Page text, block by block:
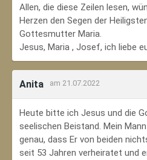
Allen, die diese Zeilen lesen,
Herzen den Segen der
Gottesmutter Maria.
Jesus, Maria , Josef, ich liebe
Anita am 21.07.2022
Heute bitte ich Jesus und die
seelischen Beistand. Mein
genau, dass Er von beiden
seit 53 Jahren verheiratet und